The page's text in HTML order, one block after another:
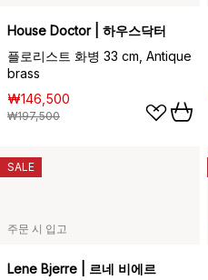
House Doctor | 하우스닥터
플로리스트 화병 33 cm, Antique
brass
₩146,500
₩197,500
주문 시 입고
Lene Bjerre | 르네 비에르
SALE